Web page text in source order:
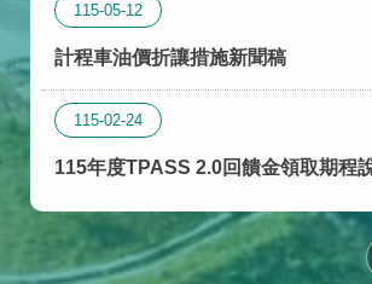
115-05-12
計程車油價折讓措施新聞稿
115-02-24
115年度TPASS 2.0回饋金領取期程